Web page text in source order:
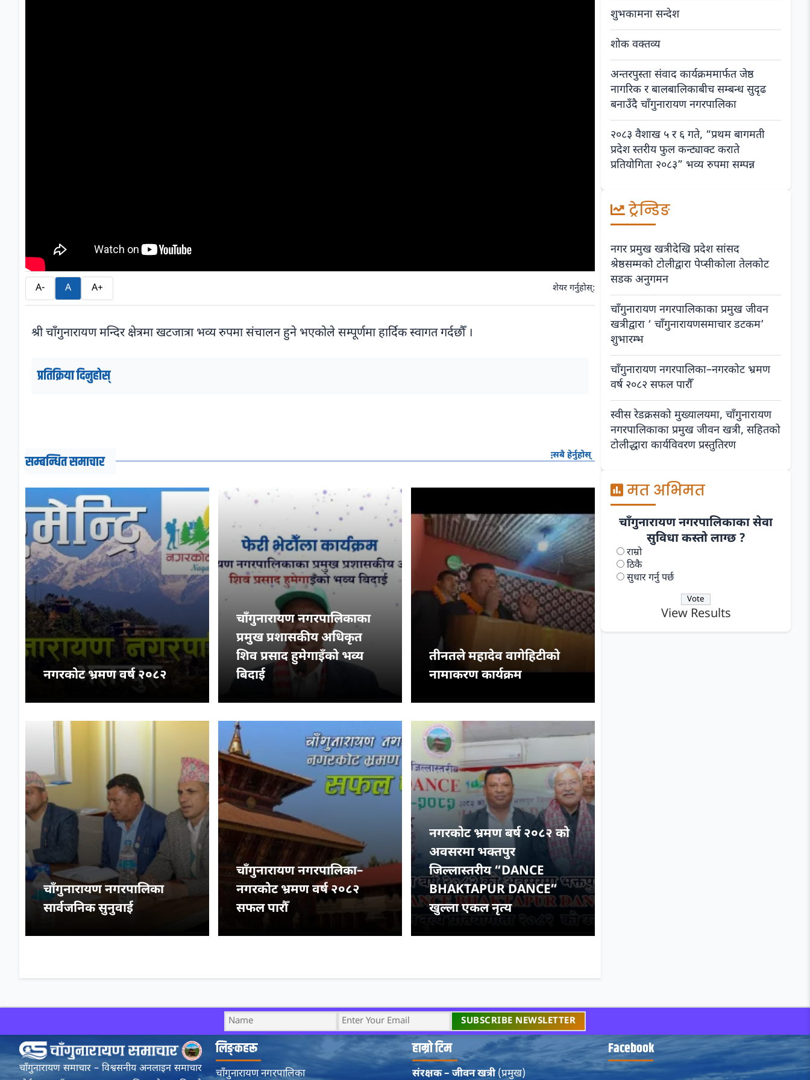
A- A A+ शेयर गर्नुहोस्:
श्री चाँगुनारायण मन्दिर क्षेत्रमा खटजात्रा भव्य रुपमा संचालन हुने भएकोले सम्पूर्णमा हार्दिक स्वागत गर्दछौँ ।
प्रतिक्रिया दिनुहोस्
सम्बन्धित समाचार सबै हेर्नुहोस्
नगरकोट भ्रमण वर्ष २०८२
चाँगुनारायण नगरपालिकाका
प्रमुख प्रशासकीय अधिकृत
शिव प्रसाद हुमेगाइँको भव्य
बिदाई
तीनतले महादेव वागेहिटीको
नामाकरण कार्यक्रम
चाँगुनारायण नगरपालिका
सार्वजनिक सुनुवाई
चाँगुनारायण नगरपालिका–
नगरकोट भ्रमण वर्ष २०८२
सफल पारौँ
नगरकोट भ्रमण बर्ष २०८२ को
अवसरमा भक्तपुर
जिल्लास्तरीय “DANCE
BHAKTAPUR DANCE”
खुल्ला एकल नृत्य
शुभकामना सन्देश
शोक वक्तव्य
अन्तरपुस्ता संवाद कार्यक्रममार्फत जेष्ठ
नागरिक र बालबालिकाबीच सम्बन्ध सुदृढ
बनाउँदै चाँगुनारायण नगरपालिका
२०८३ वैशाख ५ र ६ गते, “प्रथम बागमती
प्रदेश स्तरीय फुल कन्ट्याक्ट कराते
प्रतियोगिता २०८३” भव्य रुपमा सम्पन्न
ट्रेन्डिङ
नगर प्रमुख खत्रीदेखि प्रदेश सांसद
श्रेष्ठसम्मको टोलीद्वारा पेप्सीकोला तेलकोट
सडक अनुगमन
चाँगुनारायण नगरपालिकाका प्रमुख जीवन
खत्रीद्वारा ‘ चाँगुनारायणसमाचार डटकम’
शुभारम्भ
चाँगुनारायण नगरपालिका–नगरकोट भ्रमण
वर्ष २०८२ सफल पारौँ
स्वीस रेडक्रसको मुख्यालयमा, चाँगुनारायण
नगरपालिकाका प्रमुख जीवन खत्री, सहितको
टोलीद्धारा कार्यविवरण प्रस्तुतिरण
मत अभिमत
चाँगुनारायण नगरपालिकाका सेवा
सुविधा कस्तो लाग्छ ?
राम्रो
ठिकै
सुधार गर्नु पर्छ
View Results
चाँगुनारायण समाचार – विश्वसनीय अनलाइन समाचार
लिङ्कहरू
चाँगुनारायण नगरपालिका
हाम्रो टिम
संरक्षक – जीवन खत्री(प्रमुख)
Facebook